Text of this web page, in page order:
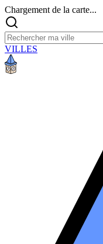
Chargement de la carte...
VILLES